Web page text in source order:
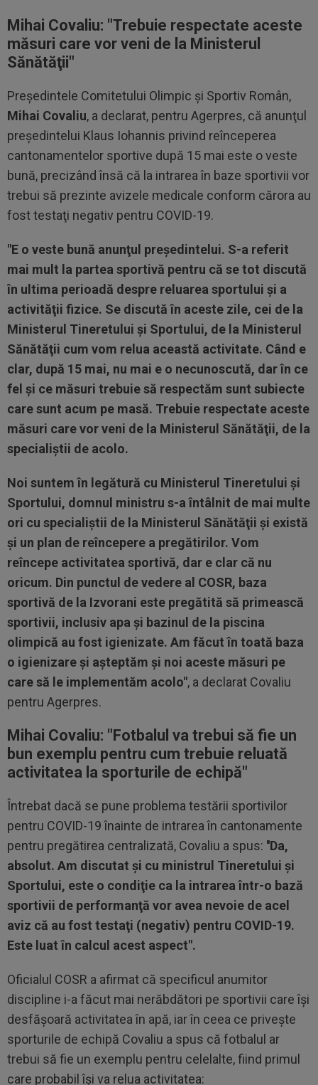
Mihai Covaliu: "Trebuie respectate aceste
măsuri care vor veni de la Ministerul
Sănătăţii"
Preşedintele Comitetului Olimpic şi Sportiv Român,
Mihai Covaliu, a declarat, pentru Agerpres, că anunţul
preşedintelui Klaus Iohannis privind reînceperea
cantonamentelor sportive după 15 mai este o veste
bună, precizând însă că la intrarea în baze sportivii vor
trebui să prezinte avizele medicale conform cărora au
fost testaţi negativ pentru COVID-19.
"E o veste bună anunţul preşedintelui. S-a referit
mai mult la partea sportivă pentru că se tot discută
în ultima perioadă despre reluarea sportului şi a
activităţii fizice. Se discută în aceste zile, cei de la
Ministerul Tineretului şi Sportului, de la Ministerul
Sănătăţii cum vom relua această activitate. Când e
clar, după 15 mai, nu mai e o necunoscută, dar în ce
fel şi ce măsuri trebuie să respectăm sunt subiecte
care sunt acum pe masă. Trebuie respectate aceste
măsuri care vor veni de la Ministerul Sănătăţii, de la
specialiştii de acolo.
Noi suntem în legătură cu Ministerul Tineretului şi
Sportului, domnul ministru s-a întâlnit de mai multe
ori cu specialiştii de la Ministerul Sănătăţii şi există
şi un plan de reîncepere a pregătirilor. Vom
reîncepe activitatea sportivă, dar e clar că nu
oricum. Din punctul de vedere al COSR, baza
sportivă de la Izvorani este pregătită să primească
sportivii, inclusiv apa şi bazinul de la piscina
olimpică au fost igienizate. Am făcut în toată baza
o igienizare şi aşteptăm şi noi aceste măsuri pe
care să le implementăm acolo", a declarat Covaliu
pentru Agerpres.
Mihai Covaliu: "Fotbalul va trebui să fie un
bun exemplu pentru cum trebuie reluată
activitatea la sporturile de echipă"
Întrebat dacă se pune problema testării sportivilor
pentru COVID-19 înainte de intrarea în cantonamente
pentru pregătirea centralizată, Covaliu a spus: ''Da,
absolut. Am discutat şi cu ministrul Tineretului şi
Sportului, este o condiţie ca la intrarea într-o bază
sportivii de performanţă vor avea nevoie de acel
aviz că au fost testaţi (negativ) pentru COVID-19.
Este luat în calcul acest aspect".
Oficialul COSR a afirmat că specificul anumitor
discipline i-a făcut mai nerăbdători pe sportivii care îşi
desfăşoară activitatea în apă, iar în ceea ce priveşte
sporturile de echipă Covaliu a spus că fotbalul ar
trebui să fie un exemplu pentru celelalte, fiind primul
care probabil îşi va relua activitatea: